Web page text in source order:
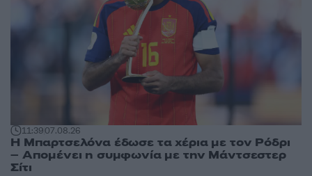
11:3907.08.26
Η Μπαρτσελόνα έδωσε τα χέρια με τον Ρόδρι
– Απομένει η συμφωνία με την Μάντσεστερ
Σίτι